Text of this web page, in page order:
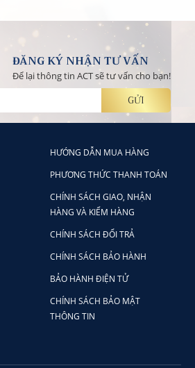
ĐĂNG KÝ NHẬN TƯ VẤN
Để lại thông tin ACT sẽ tư vấn cho bạn!
HƯỚNG DẪN MUA HÀNG
PHƯƠNG THỨC THANH TOÁN
CHÍNH SÁCH GIAO, NHẬN
HÀNG VÀ KIỂM HÀNG
CHÍNH SÁCH ĐỔI TRẢ
CHÍNH SÁCH BẢO HÀNH
BẢO HÀNH ĐIỆN TỬ
CHÍNH SÁCH BẢO MẬT
THÔNG TIN